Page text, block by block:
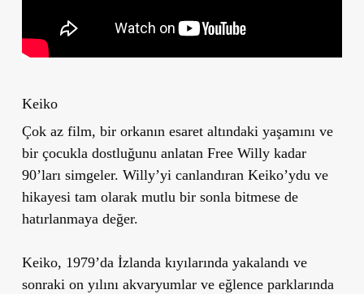
Keiko
Çok az film, bir orkanın esaret altındaki yaşamını ve
bir çocukla dostluğunu anlatan Free Willy kadar
90’ları simgeler. Willy’yi canlandıran Keiko’ydu ve
hikayesi tam olarak mutlu bir sonla bitmese de
hatırlanmaya değer.
Keiko, 1979’da İzlanda kıyılarında yakalandı ve
sonraki on yılını akvaryumlar ve eğlence parklarında